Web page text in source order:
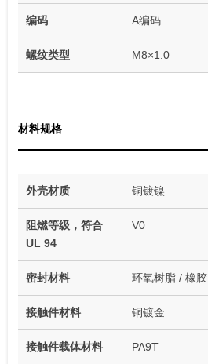
编码 A编码
螺纹类型 M8×1.0
材料规格
外壳材质 铜镀镍
阻燃等级，符合
UL 94
V0
密封材料 环氧树脂 / 橡胶
接触件材料 铜镀金
接触件载体材料 PA9T